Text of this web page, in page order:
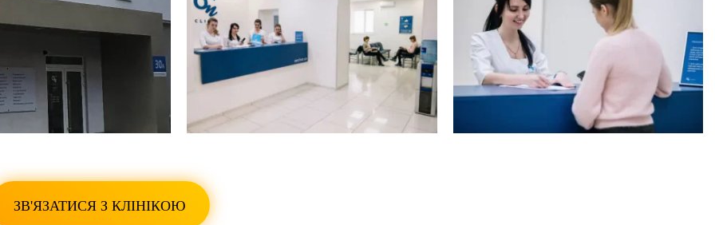
ПОКАЗАТИ ВСІ ФОТО ПОКАЗАТИ ВСІ ФОТО
ЗВ'ЯЗАТИСЯ З КЛІНІКОЮ